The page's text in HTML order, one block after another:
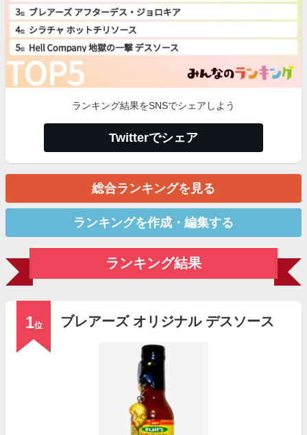
ランキング結果をSNSでシェアしよう
Twitterでシェア
総合ランキングを見る
ランキングを作成・編集する
ランキング結果
1位 ブレアーズ オリジナル デスソース